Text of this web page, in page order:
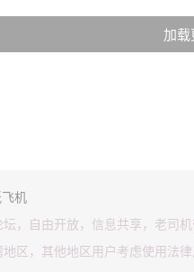
加
机
，自由开放，信息共享，老司机
区，其他地区用户考虑使用法律